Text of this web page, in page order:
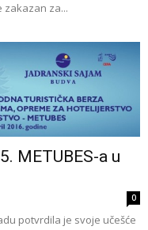
zakazan za...
METUBES-a u
0
potvrdila je svoje učešće